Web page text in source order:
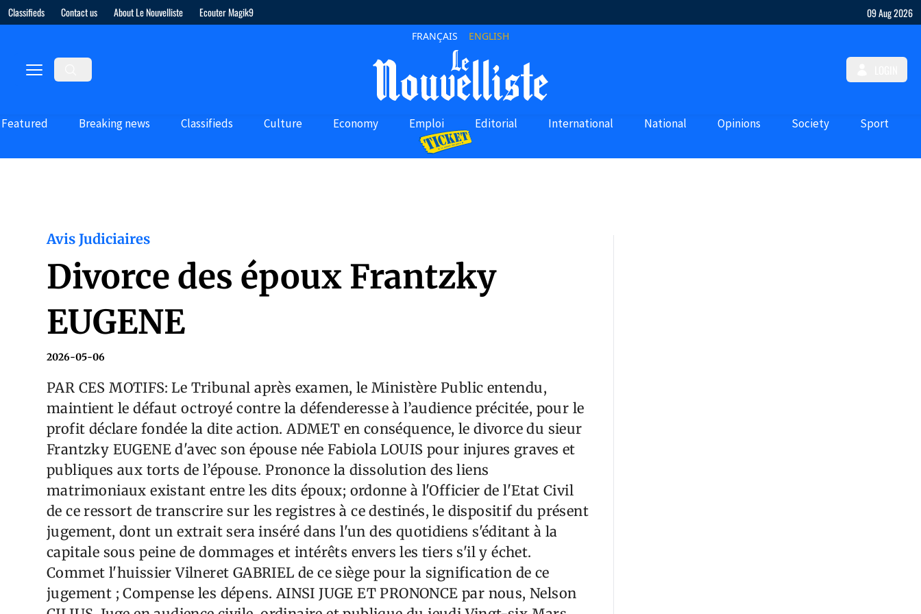
Classifieds Contact us About Le Nouvelliste Ecouter Magik9 09 Aug 2026
FRANÇAIS ENGLISH
Featured Breaking news Classifieds Culture Economy Emploi Editorial International National Opinions Society Sport
Avis Judiciaires
Divorce des époux Frantzky
EUGENE
2026-05-06
PAR CES MOTIFS: Le Tribunal après examen, le Ministère Public entendu,
maintient le défaut octroyé contre la défenderesse à l’audience précitée, pour le
profit déclare fondée la dite action. ADMET en conséquence, le divorce du sieur
Frantzky EUGENE d'avec son épouse née Fabiola LOUIS pour injures graves et
publiques aux torts de l’épouse. Prononce la dissolution des liens
matrimoniaux existant entre les dits époux; ordonne à l'Officier de l'Etat Civil
de ce ressort de transcrire sur les registres à ce destinés, le dispositif du présent
jugement, dont un extrait sera inséré dans l'un des quotidiens s'éditant à la
capitale sous peine de dommages et intérêts envers les tiers s'il y échet.
Commet l'huissier Vilneret GABRIEL de ce siège pour la signification de ce
jugement ; Compense les dépens. AINSI JUGE ET PRONONCE par nous, Nelson